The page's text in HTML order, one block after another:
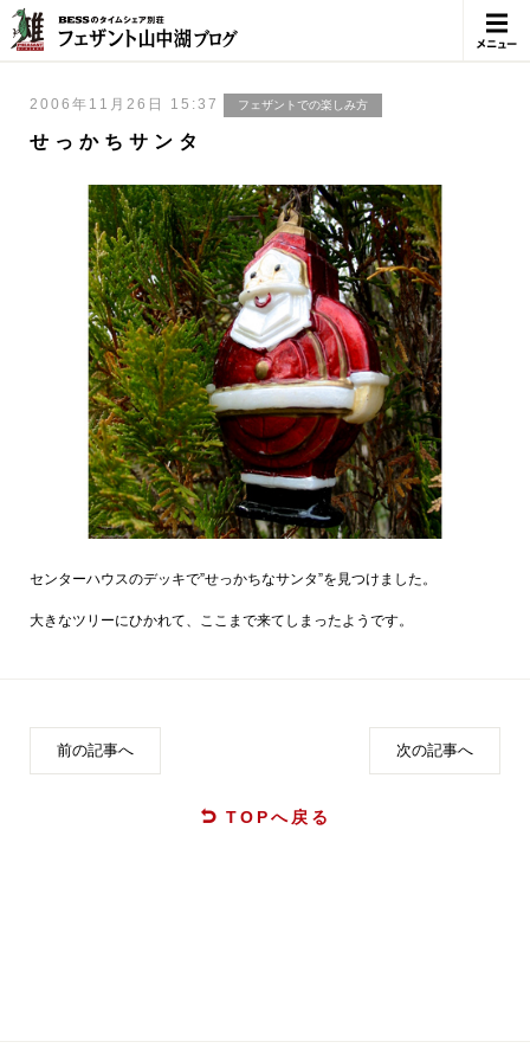
メニュ
2006年11月26日 15:37 フェザントでの楽しみ方
せっかちサンタ
センターハウスのデッキで”せっかちなサンタ”を見つけました。
大きなツリーにひかれて、ここまで来てしまったようです。
前の記事へ
TOPへ戻る
次の記事へ